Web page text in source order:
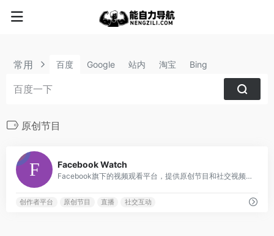
常用 百度 Google 站内 淘宝 Bing
原创节目
Facebook Watch
Facebook旗下的视频观看平台，提供原创节目和社交视频内容
创作者平台 原创节目 直播 社交互动